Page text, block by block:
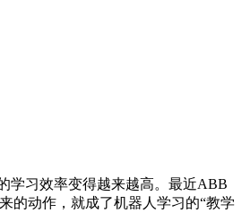
学习效率变得越来越高。最近ABB
的动作，就成了机器人学习的“教学